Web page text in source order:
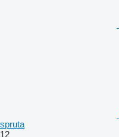
spruta
12